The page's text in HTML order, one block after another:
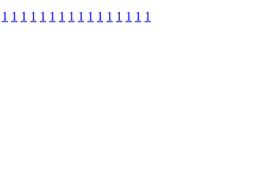
1 1 1 1 1 1 1 1 1 1 1 1 1 1 1 1